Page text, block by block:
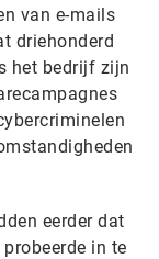
van e-mails
driehonderd
het bedrijf zijn
eerder dat
in te